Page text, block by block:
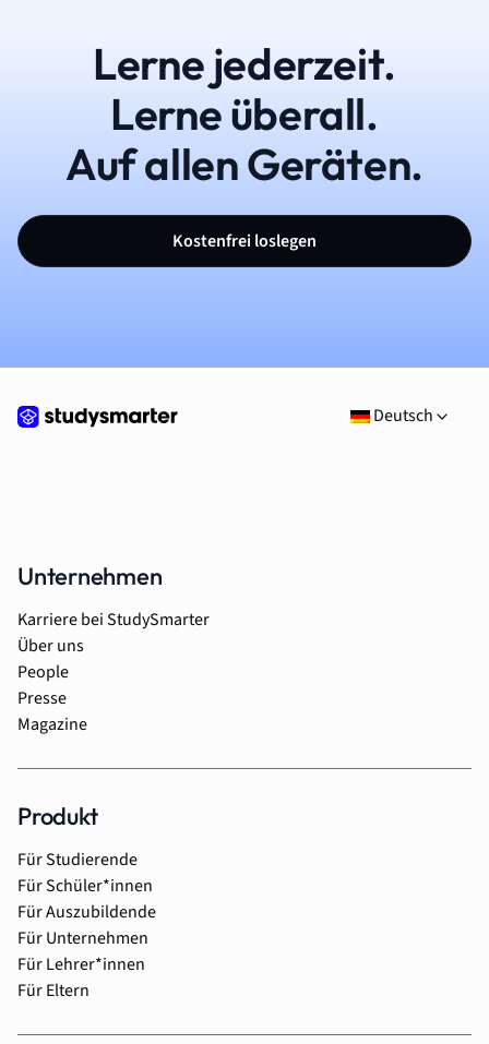
Lerne jederzeit.
Lerne überall.
Auf allen Geräten.
Kostenfrei loslegen
Deutsch
Unternehmen
Karriere bei StudySmarter
Über uns
People
Presse
Magazine
Produkt
Für Studierende
Für Schüler*innen
Für Auszubildende
Für Unternehmen
Für Lehrer*innen
Für Eltern